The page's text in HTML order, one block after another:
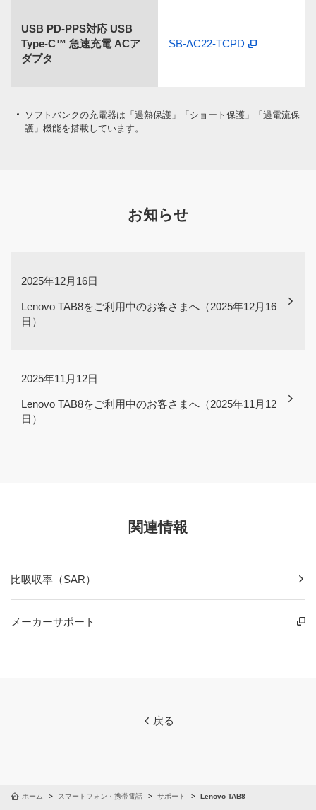
USB PD-PPS対応 USB
Type-C™ 急速充電 ACア
ダプタ
SB-AC22-TCPD
ソフトバンクの充電器は「過熱保護」「ショート保護」「過電流保
護」機能を搭載しています。
お知らせ
2025年12月16日
Lenovo TAB8をご利用中のお客さまへ（2025年12月16
日）
2025年11月12日
Lenovo TAB8をご利用中のお客さまへ（2025年11月12
日）
関連情報
比吸収率（SAR）
メーカーサポート
戻る
ホーム スマートフォン・携帯電話 サポート Lenovo TAB8